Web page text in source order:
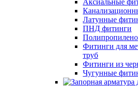
Аксиальные
Латунные
ПНД фитинги
Фитинги для
труб
Фитинги из
Чугунные